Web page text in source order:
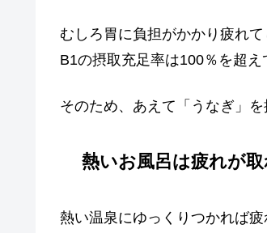
むしろ胃に負担がかかり疲れ
B1の摂取充足率は100％を超え
そのため、あえて「うなぎ」
熱いお風呂は疲れが
熱い温泉にゆっくりつかれば